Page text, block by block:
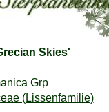
Skies'
Grp
(Lissenfamilie)